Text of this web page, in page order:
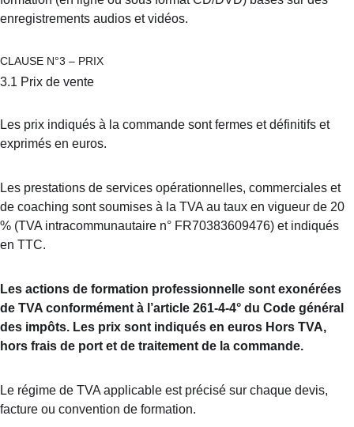
enregistrements audios et vidéos.
CLAUSE N°3 – PRIX
3.1 Prix de vente
Les prix indiqués à la commande sont fermes et définitifs et
exprimés en euros.
Les prestations de services opérationnelles, commerciales et
de coaching sont soumises à la TVA au taux en vigueur de 20
% (TVA intracommunautaire n° FR70383609476) et indiqués
en TTC.
Les actions de formation professionnelle sont exonérées
de TVA conformément à l’article 261-4-4° du Code général
des impôts. Les prix sont indiqués en euros Hors TVA,
hors frais de port et de traitement de la commande.
Le régime de TVA applicable est précisé sur chaque devis,
facture ou convention de formation.